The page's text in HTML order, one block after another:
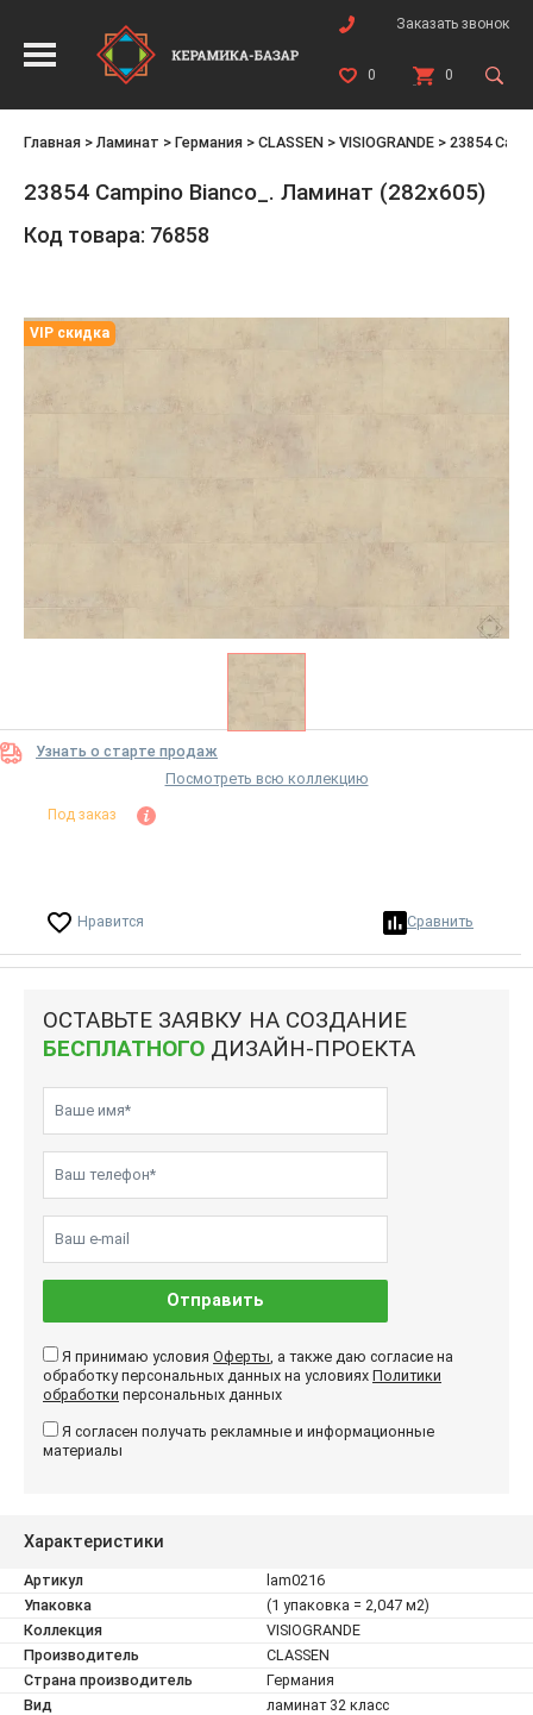
Заказать звонок
0 0
Главная > Ламинат > Германия > CLASSEN > VISIOGRANDE > 23854
23854 Campino Bianco_. Ламинат (282х605)
Код товара: 76858
Посмотреть всю коллекцию
VIP скидка
Узнать о старте продаж
Под заказ
Сравнить
Нравится
ОСТАВЬТЕ ЗАЯВКУ НА СОЗДАНИЕ
БЕСПЛАТНОГО ДИЗАЙН-ПРОЕКТА
Отправить
Я принимаю условия Оферты , а также даю согласие на
обработку персональных данных на условиях Политики
обработки персональных данных
Я согласен получать рекламные и информационные
материалы
Характеристики
Артикул
lam0216
Упаковка
(1 упаковка = 2,047 м2)
Коллекция
VISIOGRANDE
Производитель
CLASSEN
Страна производитель
Германия
Вид
ламинат 32 класс